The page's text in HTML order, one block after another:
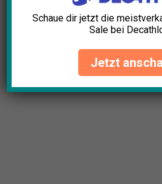
Schaue dir jetzt die
Sale bei
Jetzt